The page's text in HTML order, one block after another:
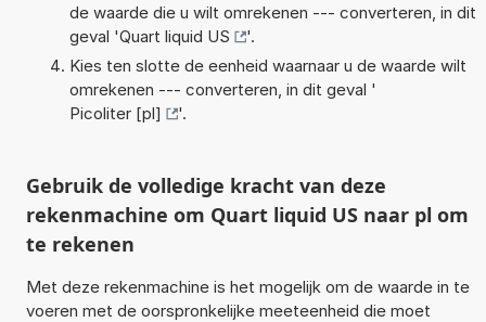
de waarde die u wilt omrekenen --- converteren, in dit
geval 'Quart liquid US
'.
Kies ten slotte de eenheid waarnaar u de waarde wilt
omrekenen --- converteren, in dit geval '
Picoliter [pl]
'.
Gebruik de volledige kracht van deze
rekenmachine om Quart liquid US naar pl om
te rekenen
Met deze rekenmachine is het mogelijk om de waarde in te
voeren met de oorspronkelijke meeteenheid die moet